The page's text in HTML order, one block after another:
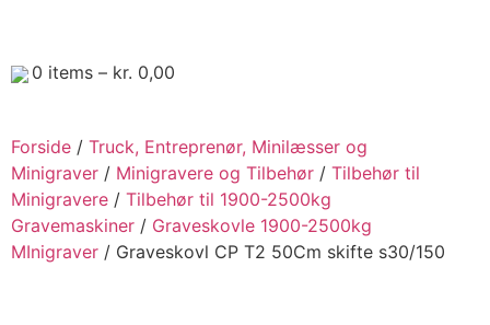
0 items – kr. 0,00
Forside / Truck, Entreprenør, Minilæsser og
Minigraver / Minigravere og Tilbehør / Tilbehør til
Minigravere / Tilbehør til 1900-2500kg
Gravemaskiner / Graveskovle 1900-2500kg
MInigraver / Graveskovl CP T2 50Cm skifte s30/150